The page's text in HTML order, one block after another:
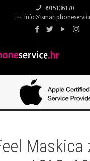
0915136170
info＠
Maskica